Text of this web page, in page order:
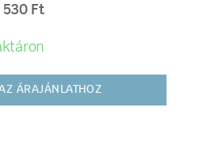
530 Ft
ÁRAJÁNLATHOZ